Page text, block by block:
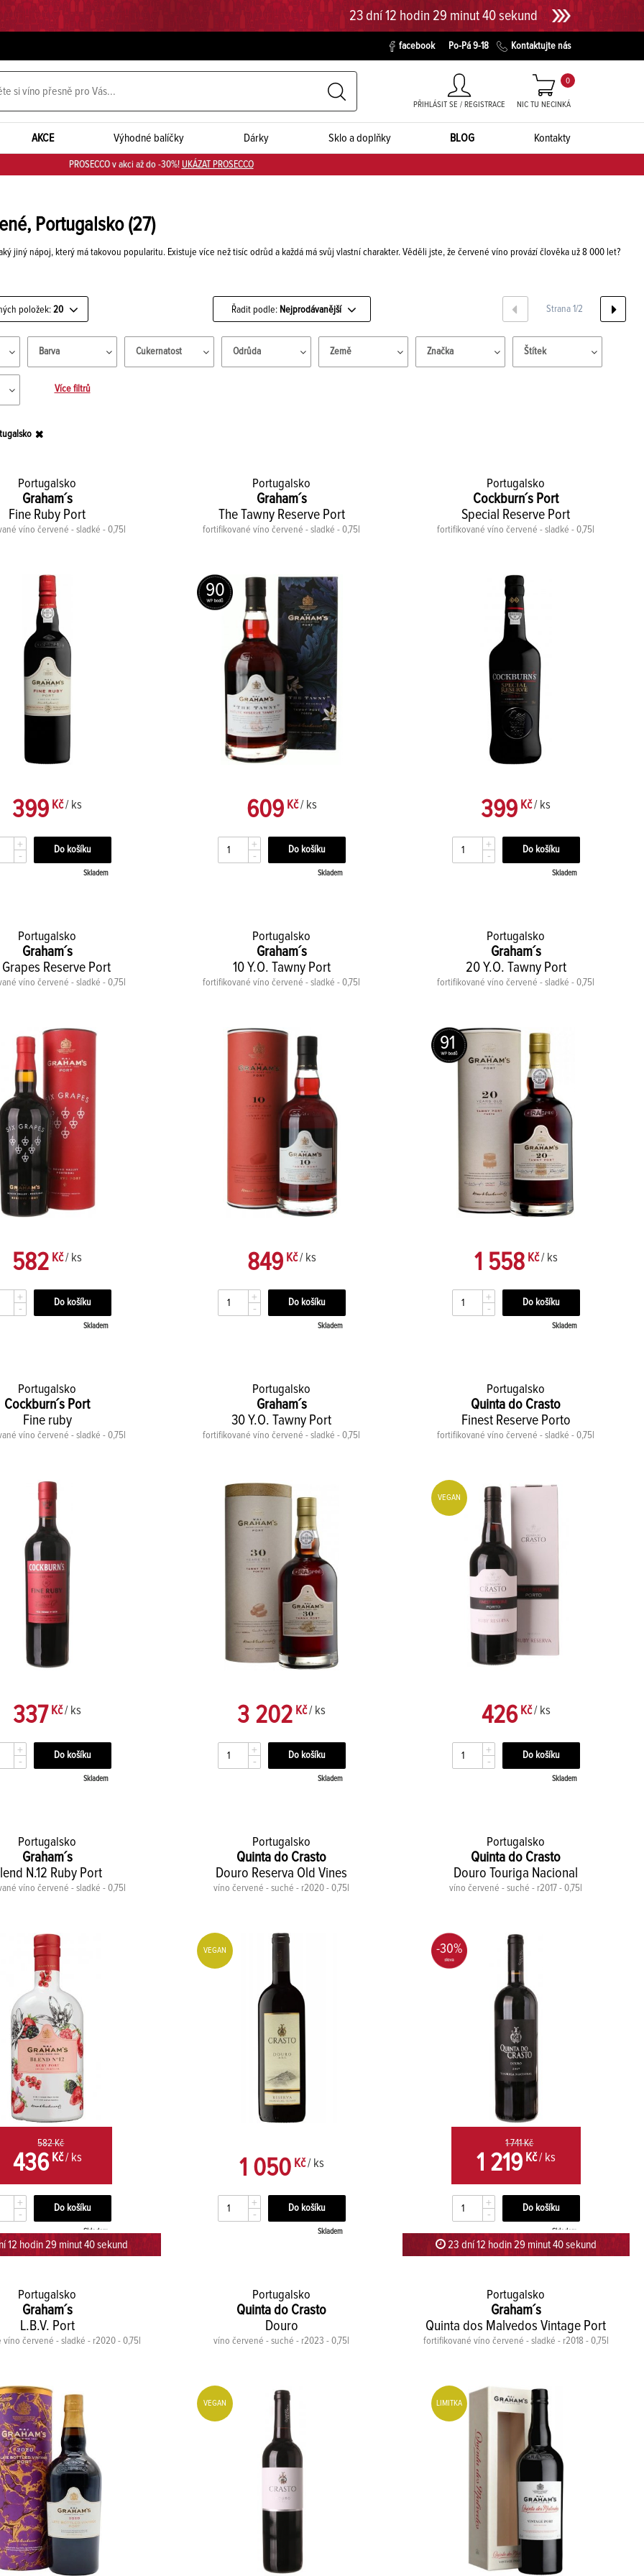
23 dní 12 hodin 29 minut 39 sekund
facebook Po-Pá 9-18 Kontaktujte nás
PŘIHLÁSIT SE / REGISTRACE NIC TU NECINKÁ
0
AKCE Výhodné balíčky Dárky Sklo a doplňky BLOG Kontakty
PROSECCO v akci až do -30%! UKÁZAT PROSECCO
Portugalsko(27)
jiný nápoj, který má takovou popularitu. Existuje více než tisíc odrůd a každá má svůj vlastní charakter. Věděli jste, že červené víno provází člověka už 8 000 let?
položek: 20 Řadit podle: Nejprodávanější Strana 1/2
Barva Cukernatost Odrůda Země Značka Štítek
Více filtrů
Portugalsko
Graham´s
Fine Ruby Port
víno červené - sladké - 0,75l
399 Kč/ ks
+
-
Skladem
Portugalsko
Graham´s
The Tawny Reserve Port
fortifikované víno červené - sladké - 0,75l
90
609Kč/ ks
+
-
Skladem
Portugalsko
Cockburn´s Port
Special Reserve Port
fortifikované víno červené - sladké - 0,75l
399 Kč/ ks
+
-
Skladem
Portugalsko
Graham´s
Grapes Reserve Port
víno červené - sladké - 0,75l
582 Kč/ ks
+
-
Skladem
Portugalsko
Graham´s
10 Y.O. Tawny Port
fortifikované víno červené - sladké - 0,75l
849Kč/ ks
+
-
Skladem
Portugalsko
Graham´s
20 Y.O. Tawny Port
fortifikované víno červené - sladké - 0,75l
91
1 558Kč/ ks
+
-
Skladem
Portugalsko
Cockburn´s Port
Fine ruby
víno červené - sladké - 0,75l
337Kč/ ks
+
-
Skladem
Portugalsko
Graham´s
30 Y.O. Tawny Port
fortifikované víno červené - sladké - 0,75l
3 202 Kč/ ks
+
-
Skladem
Portugalsko
Quinta do Crasto
Finest Reserve Porto
fortifikované víno červené - sladké - 0,75l
VEGAN
426Kč/ ks
+
-
Skladem
Portugalsko
Graham´s
N.12 Ruby Port
víno červené - sladké - 0,75l
582 Kč
436Kč/ ks
+
-
Skladem
12 hodin 29 minut 39 sekund
Portugalsko
Quinta do Crasto
Douro Reserva Old Vines
víno červené - suché - r2020 - 0,75l
VEGAN
1 050Kč/ ks
+
-
Skladem
Portugalsko
Quinta do Crasto
Douro Touriga Nacional
víno červené - suché - r2017 - 0,75l
-30%
1 741 Kč
1 219Kč/ ks
+
-
Skladem
23 dní 12 hodin 29 minut 39 sekund
Portugalsko
Graham´s
L.B.V. Port
červené - sladké - r2020 - 0,75l
Portugalsko
Quinta do Crasto
Douro
víno červené - suché - r2023 - 0,75l
VEGAN
Portugalsko
Graham´s
Quinta dos Malvedos Vintage Port
fortifikované víno červené - sladké - r2018 - 0,75l
LIMITKA